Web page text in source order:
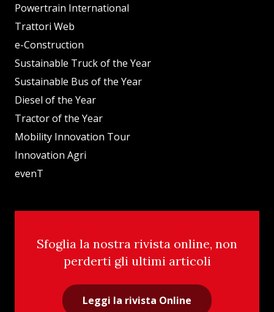
Powertrain International
Trattori Web
e-Construction
Sustainable Truck of the Year
Sustainable Bus of the Year
Diesel of the Year
Tractor of the Year
Mobility Innovation Tour
Innovation Agri
evenT
Sfoglia la nostra rivista online, non
perderti gli ultimi articoli
Leggi la rivista Online